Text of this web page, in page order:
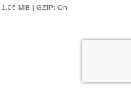
MiB | GZIP: On